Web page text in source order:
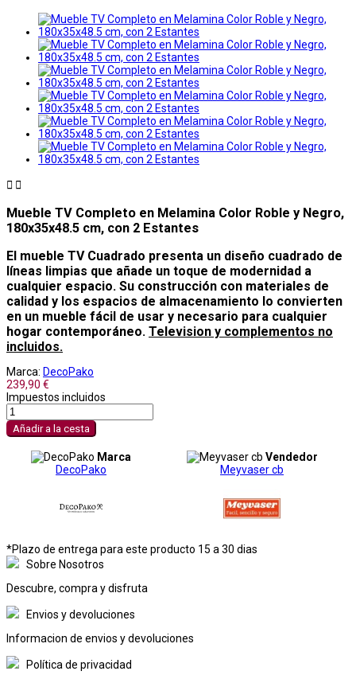
 
Mueble TV Completo en Melamina Color Roble y Negro,
180x35x48.5 cm, con 2 Estantes
El mueble TV Cuadrado presenta un diseño cuadrado de
líneas limpias que añade un toque de modernidad a
cualquier espacio. Su construcción con materiales de
calidad y los espacios de almacenamiento lo convierten
en un mueble fácil de usar y necesario para cualquier
hogar contemporáneo. Television y complementos no
incluidos.
Marca: DecoPako
239,90 €
Impuestos incluidos
Añadir a la cesta
Marca
DecoPako
Vendedor
Meyvaser cb
*Plazo de entrega para este producto 15 a 30 dias
Sobre Nosotros
Descubre, compra y disfruta
Envios y devoluciones
Informacion de envios y devoluciones
Política de privacidad